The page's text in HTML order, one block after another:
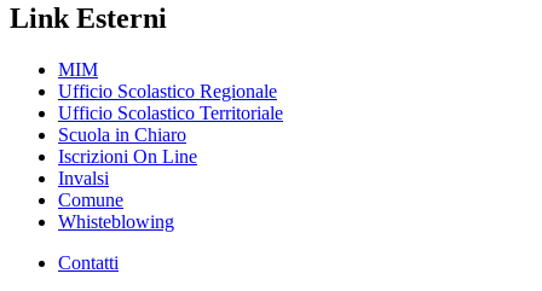
Link Esterni
MIM
Ufficio Scolastico Regionale
Ufficio Scolastico Territoriale
Scuola in Chiaro
Iscrizioni On Line
Invalsi
Comune
Whisteblowing
Contatti